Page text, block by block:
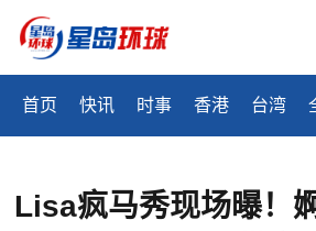
首页 快讯 时事 香港 台湾
​Lisa疯马秀现场曝！